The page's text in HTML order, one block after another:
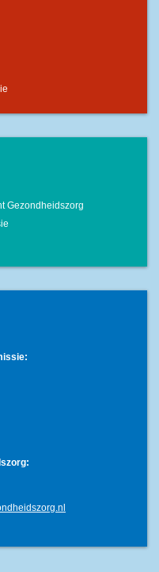
Gezondheidszorg